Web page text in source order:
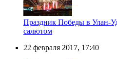
Праздник Победы в Улан-
салютом
22 февраля 2017, 17:40